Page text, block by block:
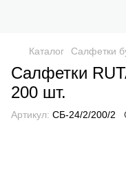
Каталог Салфетки
Салфетки
200 шт.
Артикул: СБ-24/2/200/2